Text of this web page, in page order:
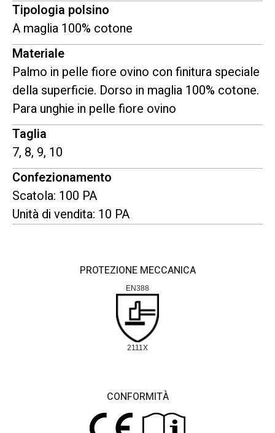
PROTEZIONE MECCANICA
EN388
2111X
CONFORMITÀ
Tipologia polsino
A maglia 100% cotone
Materiale
Palmo in pelle fiore ovino con finitura speciale
della superficie. Dorso in maglia 100% cotone.
Para unghie in pelle fiore ovino
Taglia
7, 8, 9, 10
Confezionamento
Scatola: 100 PA
Unità di vendita: 10 PA